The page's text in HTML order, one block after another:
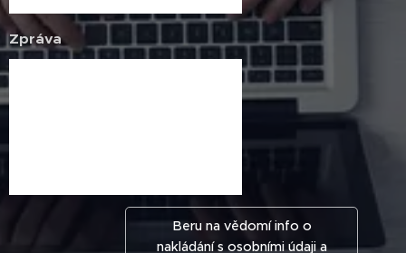
Zpráva
Beru na vědomí info o
nakládání s osobními údaji a